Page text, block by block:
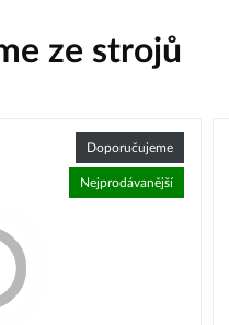
ze strojů
Doporučujeme
Nejprodávanější